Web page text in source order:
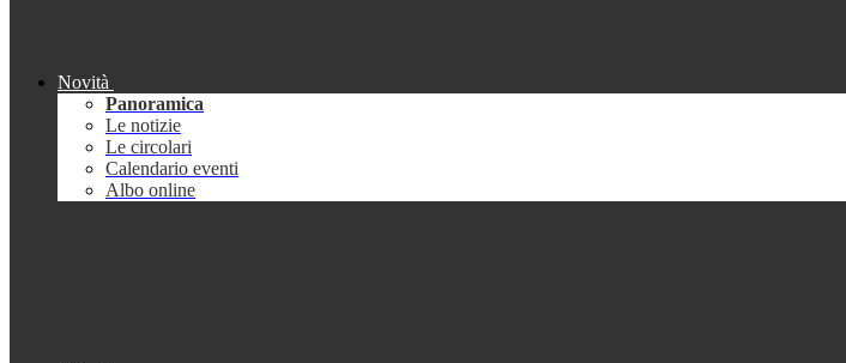
Novità
Panoramica
Le notizie
Le circolari
Calendario eventi
Albo online